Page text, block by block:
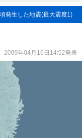
発生した地震(最大震度1)
2009年04月16日14:52発表